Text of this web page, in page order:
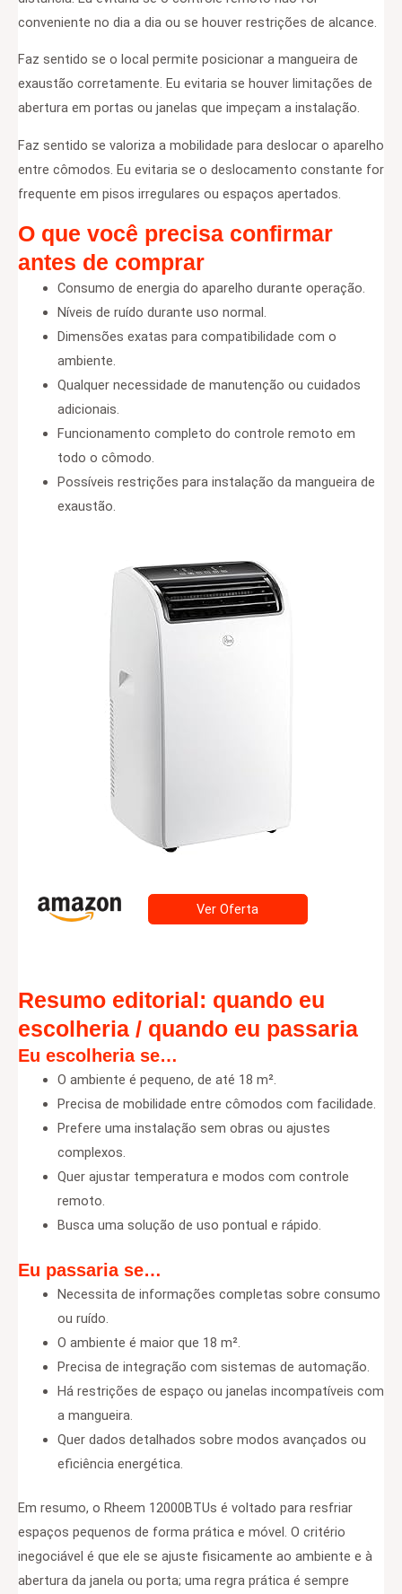
conveniente no dia a dia ou se houver restrições de alcance.
Faz sentido se o local permite posicionar a mangueira de
exaustão corretamente. Eu evitaria se houver limitações de
abertura em portas ou janelas que impeçam a instalação.
Faz sentido se valoriza a mobilidade para deslocar o aparelho
entre cômodos. Eu evitaria se o deslocamento constante for
frequente em pisos irregulares ou espaços apertados.
O que você precisa confirmar
antes de comprar
Consumo de energia do aparelho durante operação.
Níveis de ruído durante uso normal.
Dimensões exatas para compatibilidade com o
ambiente.
Qualquer necessidade de manutenção ou cuidados
adicionais.
Funcionamento completo do controle remoto em
todo o cômodo.
Possíveis restrições para instalação da mangueira de
exaustão.
Ver Oferta
Resumo editorial: quando eu
escolheria / quando eu passaria
Eu escolheria se…
O ambiente é pequeno, de até 18 m².
Precisa de mobilidade entre cômodos com facilidade.
Prefere uma instalação sem obras ou ajustes
complexos.
Quer ajustar temperatura e modos com controle
remoto.
Busca uma solução de uso pontual e rápido.
Eu passaria se…
Necessita de informações completas sobre consumo
ou ruído.
O ambiente é maior que 18 m².
Precisa de integração com sistemas de automação.
Há restrições de espaço ou janelas incompatíveis com
a mangueira.
Quer dados detalhados sobre modos avançados ou
eficiência energética.
Em resumo, o Rheem 12000BTUs é voltado para resfriar
espaços pequenos de forma prática e móvel. O critério
inegociável é que ele se ajuste fisicamente ao ambiente e à
abertura da janela ou porta; uma regra prática é sempre